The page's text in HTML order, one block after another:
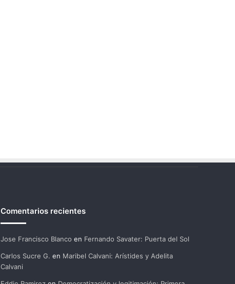
Comentarios recientes
Jose Francisco Blanco en Fernando Savater: Puerta del Sol
Carlos Sucre G. en Maribel Calvani: Arístides y Adelita
Calvani